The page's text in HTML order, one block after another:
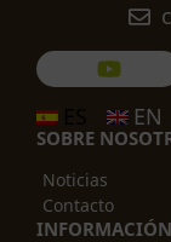
EN
SOBRE
Noticias
Contacto
INFORMACIÓN